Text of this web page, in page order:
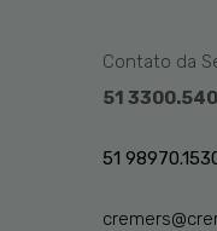
Contato da
51
51